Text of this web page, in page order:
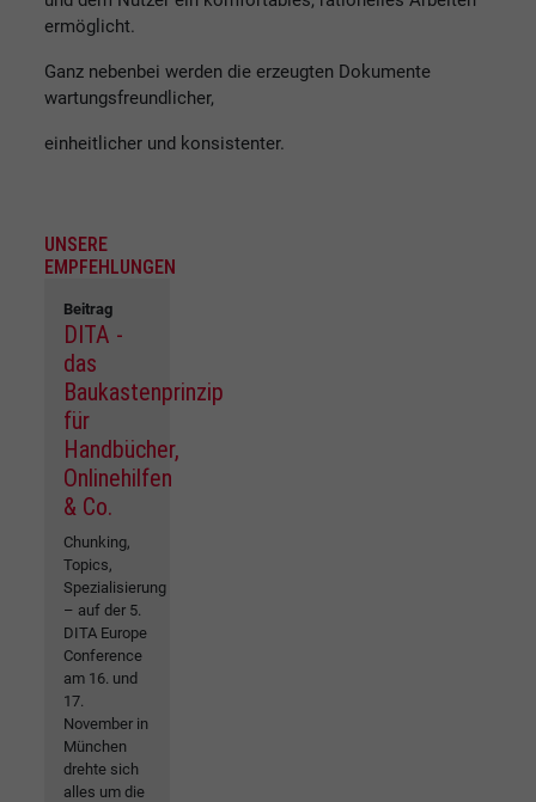
ermöglicht.
Ganz nebenbei werden die erzeugten Dokumente
wartungsfreundlicher,
einheitlicher und konsistenter.
UNSERE
EMPFEHLUNGEN
Beitrag
DITA -
das
Baukastenprinzip
für
Handbücher,
Onlinehilfen
& Co.
Chunking,
Topics,
Spezialisierung
– auf der 5.
DITA Europe
Conference
am 16. und
17.
November in
München
drehte sich
alles um die